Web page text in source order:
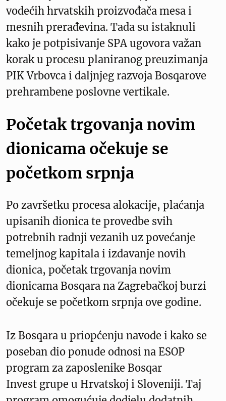
vodećih hrvatskih proizvođača mesa i
mesnih prerađevina. Tada su istaknuli
kako je potpisivanje SPA ugovora važan
korak u procesu planiranog preuzimanja
PIK Vrbovca i daljnjeg razvoja Bosqarove
prehrambene poslovne vertikale.
Početak trgovanja novim
dionicama očekuje se
početkom srpnja
Po završetku procesa alokacije, plaćanja
upisanih dionica te provedbe svih
potrebnih radnji vezanih uz povećanje
temeljnog kapitala i izdavanje novih
dionica, početak trgovanja novim
dionicama Bosqara na Zagrebačkoj burzi
očekuje se početkom srpnja ove godine.
Iz Bosqara u priopćenju navode i kako se
poseban dio ponude odnosi na ESOP
program za zaposlenike Bosqar
Invest grupe u Hrvatskoj i Sloveniji. Taj